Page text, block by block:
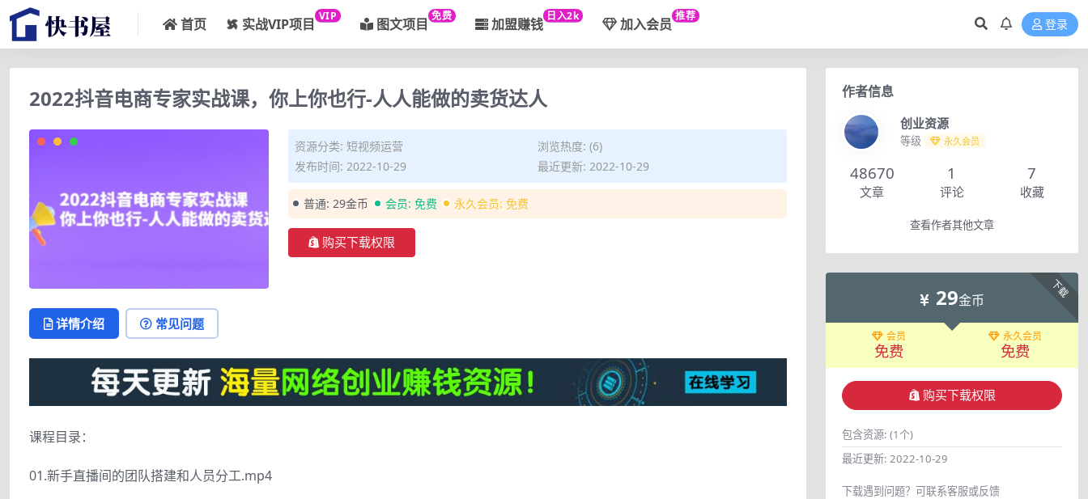
首页 实战VIP项目 VIP 图文项目 免费 加盟赚钱 日入2k 加入会员 推荐
登录
2022抖音电商专家实战课，你上你也行-人人能做的卖货达人
资源分类: 短视频运营
浏览热度: (6)
发布时间: 2022-10-29
最近更新: 2022-10-29
普通: 29金币 会员: 免费 永久会员: 免费
购买下载权限
详情介绍 常见问题
课程目录：
01.新手直播间的团队搭建和人员分工.mp4
作者信息
创业资源
等级 永久会员
48670
文章
1
评论
7
收藏
查看作者其他文章
下载
29金币
会员
免费
永久会员
免费
购买下载权限
包含资源: (1个)
最近更新: 2022-10-29
下载遇到问题？可联系客服或反馈